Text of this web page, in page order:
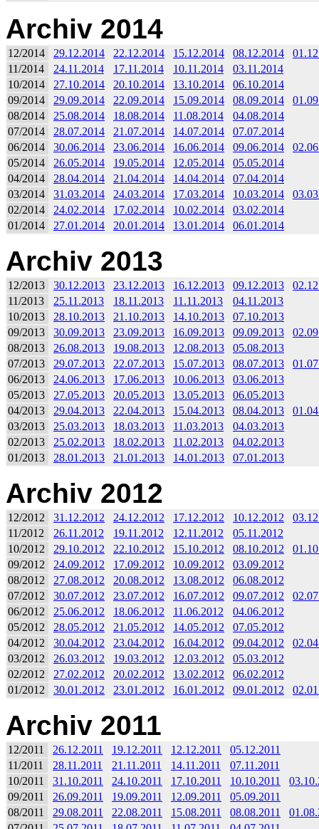
Archiv 2014
12/2014 29.12.2014 22.12.2014 15.12.2014 08.12.2014
11/2014
24.11.2014 17.11.2014 10.11.2014
03.11.2014
10/2014
27.10.2014 20.10.2014 13.10.2014
06.10.2014
09/2014
29.09.2014 22.09.2014 15.09.2014 08.09.2014
08/2014
25.08.2014 18.08.2014 11.08.2014
04.08.2014
07/2014
28.07.2014 21.07.2014 14.07.2014
07.07.2014
06/2014
30.06.2014 23.06.2014 16.06.2014 09.06.2014
05/2014
26.05.2014 19.05.2014 12.05.2014
05.05.2014
04/2014
28.04.2014 21.04.2014 14.04.2014
07.04.2014
03/2014
31.03.2014 24.03.2014 17.03.2014 10.03.2014
02/2014
24.02.2014 17.02.2014 10.02.2014
03.02.2014
01/2014
27.01.2014 20.01.2014 13.01.2014 06.01.2014
Archiv 2013
12/2013 30.12.2013 23.12.2013 16.12.2013 09.12.2013
11/2013
25.11.2013 18.11.2013 11.11.2013
04.11.2013
10/2013
28.10.2013 21.10.2013 14.10.2013
07.10.2013
09/2013
30.09.2013 23.09.2013 16.09.2013 09.09.2013
08/2013
26.08.2013 19.08.2013 12.08.2013
05.08.2013
07/2013
29.07.2013 22.07.2013 15.07.2013 08.07.2013
06/2013
24.06.2013 17.06.2013 10.06.2013
03.06.2013
05/2013
27.05.2013 20.05.2013 13.05.2013
06.05.2013
04/2013
29.04.2013 22.04.2013 15.04.2013 08.04.2013
03/2013
25.03.2013 18.03.2013 11.03.2013
04.03.2013
02/2013
25.02.2013 18.02.2013 11.02.2013
04.02.2013
01/2013
28.01.2013 21.01.2013 14.01.2013 07.01.2013
Archiv 2012
12/2012 31.12.2012 24.12.2012 17.12.2012 10.12.2012
11/2012
26.11.2012 19.11.2012 12.11.2012
05.11.2012
10/2012
29.10.2012 22.10.2012 15.10.2012 08.10.2012
09/2012
24.09.2012 17.09.2012 10.09.2012
03.09.2012
08/2012
27.08.2012 20.08.2012 13.08.2012
06.08.2012
07/2012
30.07.2012 23.07.2012 16.07.2012 09.07.2012
06/2012
25.06.2012 18.06.2012 11.06.2012
04.06.2012
05/2012
28.05.2012 21.05.2012 14.05.2012
07.05.2012
04/2012
30.04.2012 23.04.2012 16.04.2012 09.04.2012
03/2012
26.03.2012 19.03.2012 12.03.2012
05.03.2012
02/2012
27.02.2012 20.02.2012 13.02.2012
06.02.2012
01/2012
30.01.2012 23.01.2012 16.01.2012 09.01.2012
Archiv 2011
12/2011 26.12.2011 19.12.2011 12.12.2011
05.12.2011
11/2011
28.11.2011 21.11.2011 14.11.2011
07.11.2011
10/2011
31.10.2011 24.10.2011 17.10.2011 10.10.2011
09/2011
26.09.2011 19.09.2011 12.09.2011
05.09.2011
08/2011
29.08.2011 22.08.2011 15.08.2011 08.08.2011